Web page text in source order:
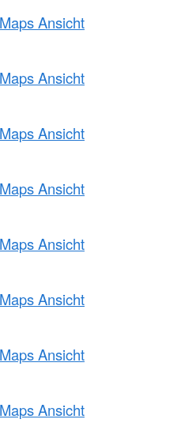
Ansicht
Ansicht
Ansicht
Ansicht
Ansicht
Ansicht
Ansicht
Ansicht